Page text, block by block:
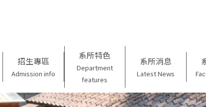
招生專區
Admission info
系所特色
Department
features
系所消息
Latest News